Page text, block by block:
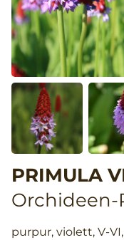
PRIMULA
Orchideen-
purpur, violett, V-